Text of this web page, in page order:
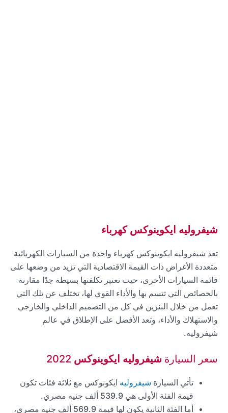
شيفروليه ايكوينوكس كهرباء
تعد شيفروليه ايكوينوكس كهرباء واحدة من السيارات الكهربائية
متعددة الأغراض ذات القيمة الاقتصادية التي تزيد من وضعها على
قائمة السيارات الأخرى، حيث تعتبر تكلفتها بسيطة جدًا مقارنة
بالخصائص التي تتسم بها والأداء القوي لها، تختلف عن تلك التي
تعمل من خلال البنزين في كل من التصميم الداخلي والخارجي
والاستهلاك والأداء، وتعد الأفضل على الإطلاق في عالم
شيفروليه.
سعر السيارة شيفروليه ايكوينوكس 2022
تأتي السيارة شيفروليه ايكونوكس مع ثلاثة فئات تكون
قيمة الفئة الأولى هي 539.9 ألف جنيه مصري.
أما الفئة الثانية يكون لها قيمة 569.9 ألف جنيه مصري،